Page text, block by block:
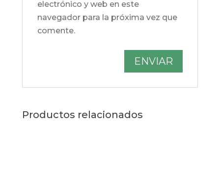
electrónico y web en este
navegador para la próxima vez que
comente.
Productos relacionados